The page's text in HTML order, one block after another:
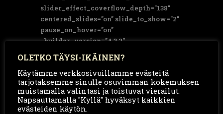
slider_effect_coverflow_depth="138"
centered_slides="on" slide_to_show="2"
pause_on_hover="on"
_builder_version="4.3.2"
hover_enabled="0"]
[dsm_card_carousel_child
title="Paahdettu punajuuri
sinapinsiemenjogurtilla"
image="https://takatalotompuri.com/wp-
content/uploads/2020/12/KASKI-keittio-
OLETKO TÄYSI-IKÄINEN?
Käytämme verkkosivuillamme evästeitä
tarjotaksemme sinulle osuvimman kokemuksen
muistamalla valintasi ja toistuvat vierailut.
Napsauttamalla "Kyllä" hyväksyt kaikkien
evästeiden käytön.